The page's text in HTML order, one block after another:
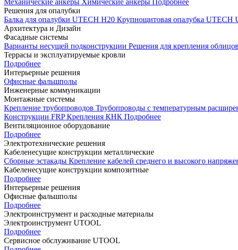
Механические анкеры Химические анкеры Подробнее
Решения для опалубки
Балка для опалубки UTECH H20 Крупнощитовая опалубка UTECH
Архитектура и Дизайн
Фасадные системы
Варианты несущей подконструкции Решения для крепления
Террасы и эксплуатируемые кровли
Подробнее
Интерьерные решения
Офисные фальшполы
Инженерные коммуникации
Монтажные системы
Крепление трубопроводов Трубопроводы с температурным
Конструкции FRPКрепления КНК Подробнее
Вентиляционное оборудование
Подробнее
Электротехнические решения
Кабеленесущие конструкции металлические
Сборные эстакады Крепление кабелей среднего и высокого
Кабеленесущие конструкции композитные
Подробнее
Интерьерные решения
Офисные фальшполы
Подробнее
Электроинструмент и расходные материалы
Электроинструмент UTOOL
Подробнее
Сервисное обслуживание UTOOL